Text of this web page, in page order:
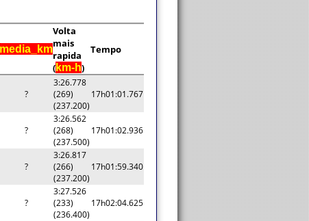
media_km
Volta
mais
rapida
(km-h)
Tempo
?
3:26.778
(269)
(237.200)
17h01:01.767
?
3:26.562
(268)
(237.500)
17h01:02.936
?
3:26.817
(266)
(237.200)
17h01:59.340
?
3:27.526
(233)
(236.400)
17h02:04.625